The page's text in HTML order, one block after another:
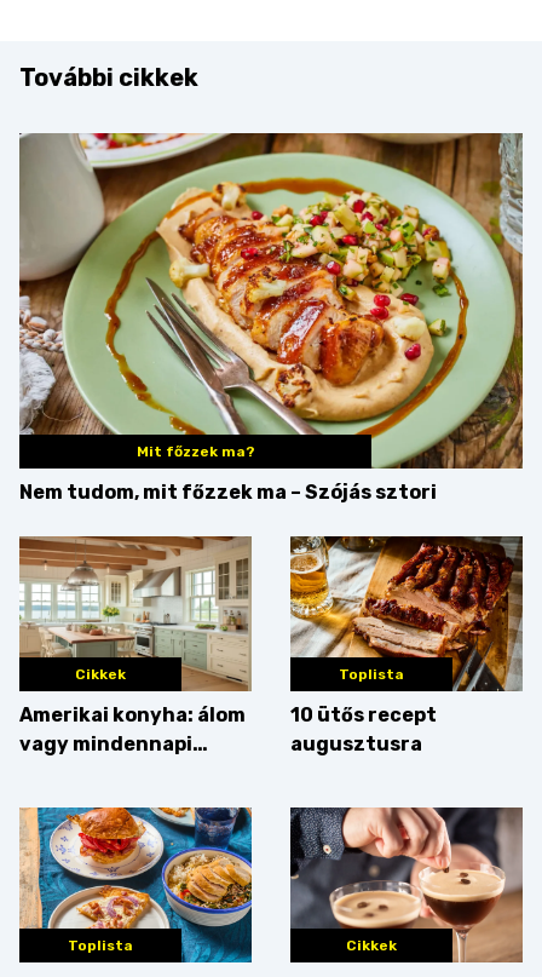
További cikkek
Mit főzzek ma?
Nem tudom, mit főzzek ma – Szójás sztori
Cikkek
Amerikai konyha: álom
vagy mindennapi
az érveket
Toplista
10 ütős recept
augusztusra
Toplista Cikkek